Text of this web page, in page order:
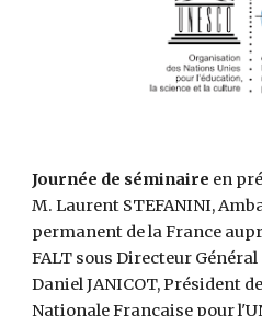
Journée de séminaire en
M. Laurent STEFANINI,
permanent de la France
FALT sous Directeur Général
Daniel JANICOT, Président
Nationale Française pour